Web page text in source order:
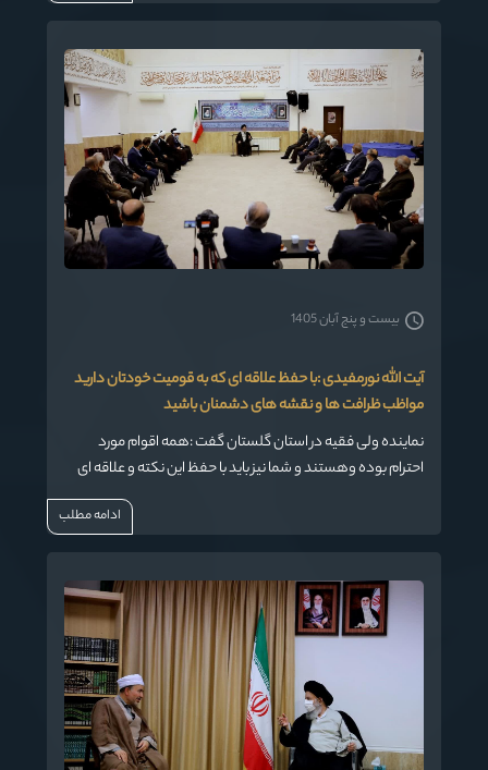
آیت الله نورمفیدی :با حفظ علاقه ای که به قومیت خودتان دارید
مواظب ظرافت ها و نقشه های دشمنان باشید
نماینده ولی فقیه در استان گلستان گفت :همه اقوام مورد
احترام بوده وهستند و شما نیز باید با حفظ این نکته و علاقه ای
که به قومیت خودتان دارید مواظب ظرافت ها و نقشه های
دشمنان باشید تا لطمه ای به وحدت و همدلی بین اقوام در
بیست و پنج آبان 1405
ادامه مطلب